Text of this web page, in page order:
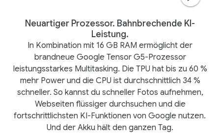
Neuartiger Prozessor. Bahnbrechende KI-
Leistung.
In Kombination mit 16 GB RAM ermöglicht der
brandneue Google Tensor G5-Prozessor
leistungsstarkes Multitasking. Die TPU hat bis zu 60 %
mehr Power und die CPU ist durchschnittlich 34 %
schneller. So kannst du schneller Fotos aufnehmen,
Webseiten flüssiger durchsuchen und die
fortschrittlichsten KI-Funktionen von Google nutzen.
Und der Akku hält den ganzen Tag.